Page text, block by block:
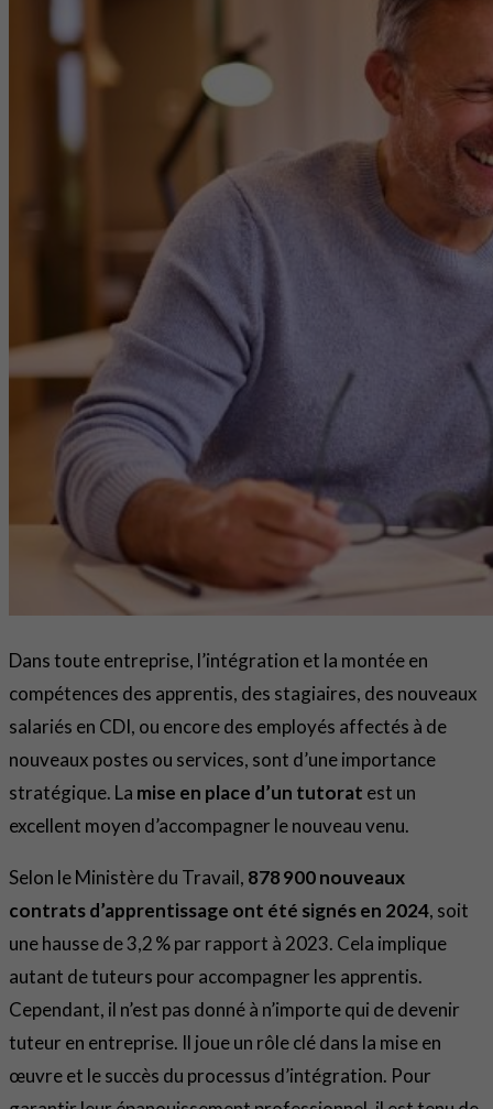
Dans toute entreprise, l’intégration et la montée en
compétences des apprentis, des stagiaires, des nouveaux
salariés en CDI, ou encore des employés affectés à de
nouveaux postes ou services, sont d’une importance
stratégique. La mise en place d’un tutorat est un
excellent moyen d’accompagner le nouveau venu.
Selon le Ministère du Travail, 878 900 nouveaux
contrats d’apprentissage ont été signés en 2024, soit
une hausse de 3,2 % par rapport à 2023. Cela implique
autant de tuteurs pour accompagner les apprentis.
Cependant, il n’est pas donné à n’importe qui de devenir
tuteur en entreprise. Il joue un rôle clé dans la mise en
œuvre et le succès du processus d’intégration. Pour